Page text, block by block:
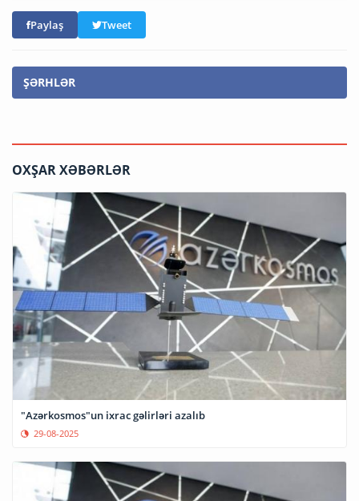
Paylaş Tweet
ŞƏRHLƏR
OXŞAR XƏBƏRLƏR
"Azərkosmos"un ixrac gəlirləri azalıb
29-08-2025